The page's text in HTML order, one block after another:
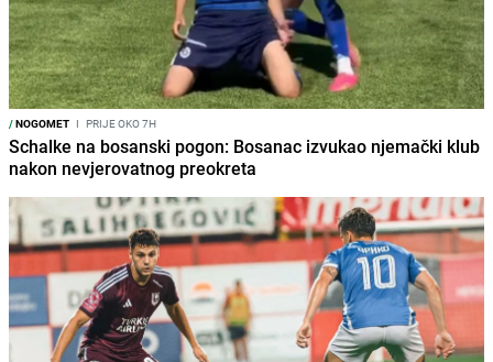
/NOGOMET I PRIJE OKO 7H
Schalke na bosanski pogon: Bosanac izvukao njemački klub
nakon nevjerovatnog preokreta